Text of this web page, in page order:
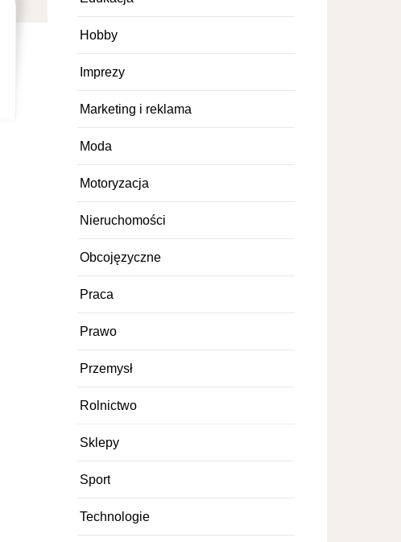
Hobby
Imprezy
Marketing i reklama
Moda
Motoryzacja
Nieruchomości
Obcojęzyczne
Praca
Prawo
Przemysł
Rolnictwo
Sklepy
Sport
Technologie